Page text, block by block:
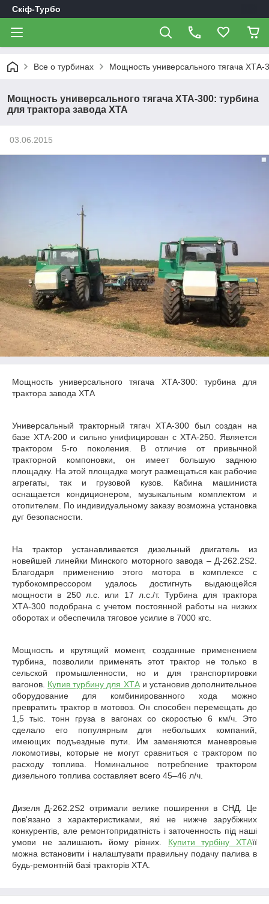
Скіф-Турбо
Все о турбинах Мощность универсального тягача
Мощность универсального тягача ХТА-300: турбина
для трактора завода ХТА
03.06.2015
Мощность универсального тягача ХТА-300: турбина для
трактора завода ХТА
Универсальный тракторный тягач ХТА-300 был создан на
базе ХТА-200 и сильно унифицирован с ХТА-250. Является
трактором 5-го поколения. В отличие от привычной
тракторной компоновки, он имеет большую заднюю
площадку. На этой площадке могут размещаться как рабочие
агрегаты, так и грузовой кузов. Кабина машиниста
оснащается кондиционером, музыкальным комплектом и
отопителем. По индивидуальному заказу возможна установка
дуг безопасности.
На трактор устанавливается дизельный двигатель из
новейшей линейки Минского моторного завода – Д-262.2S2.
Благодаря применению этого мотора в комплексе с
турбокомпрессором удалось достигнуть выдающейся
мощности в 250 л.с. или 17 л.с./т. Турбина для трактора
ХТА-300 подобрана с учетом постоянной работы на низких
оборотах и обеспечила тяговое усилие в 7000 кгс.
Мощность и крутящий момент, созданные применением
турбина, позволили применять этот трактор не только в
сельской промышленности, но и для транспортировки
вагонов. Купив турбину для ХТА и установив дополнительное
оборудование для комбинированного хода можно
превратить трактор в мотовоз. Он способен перемещать до
1,5 тыс. тонн груза в вагонах со скоростью 6 км/ч. Это
сделало его популярным для небольших компаний,
имеющих подъездные пути. Им заменяются маневровые
локомотивы, которые не могут сравниться с трактором по
расходу топлива. Номинальное потребление трактором
дизельного топлива составляет всего 45–46 л/ч.
Дизеля Д-262.2S2 отримали велике поширення в СНД. Це
пов'язано з характеристиками, які не нижче зарубіжних
конкурентів, але ремонтопридатність і заточенность під наші
умови не залишають йому рівних. Купити турбіну ХТАїї
можна встановити і налаштувати правильну подачу палива в
будь-ремонтній базі тракторів ХТА.